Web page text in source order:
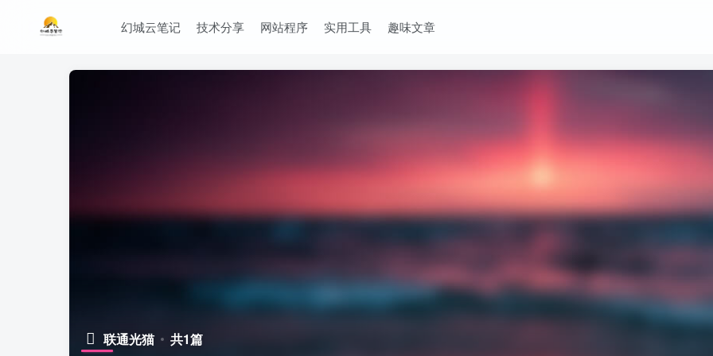
幻城云笔记 技术分享 网站程序 实用工具 趣味文章
联通光猫 共1篇